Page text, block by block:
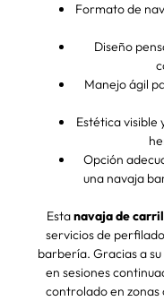
Formato de
Diseño
Manejo ágil
Estética
Opción
una navaja
Estanavaja de carril
servicios de
barbería. Gracias a
en sesiones
controlado en zonas